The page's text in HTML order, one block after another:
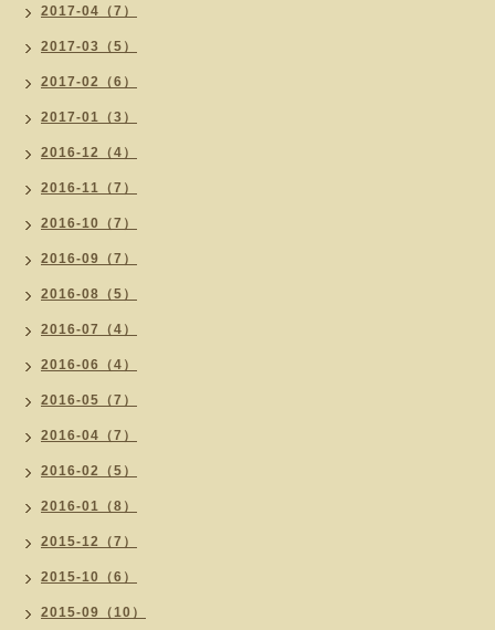
2017-04（7）
2017-03（5）
2017-02（6）
2017-01（3）
2016-12（4）
2016-11（7）
2016-10（7）
2016-09（7）
2016-08（5）
2016-07（4）
2016-06（4）
2016-05（7）
2016-04（7）
2016-02（5）
2016-01（8）
2015-12（7）
2015-10（6）
2015-09（10）